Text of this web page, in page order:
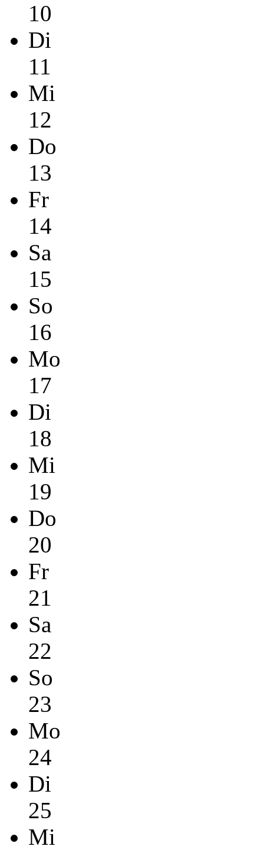
10
Di
11
Mi
12
Do
13
Fr
14
Sa
15
So
16
Mo
17
Di
18
Mi
19
Do
20
Fr
21
Sa
22
So
23
Mo
24
Di
25
Mi